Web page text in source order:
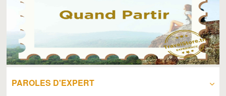
PAROLES D'EXPERT